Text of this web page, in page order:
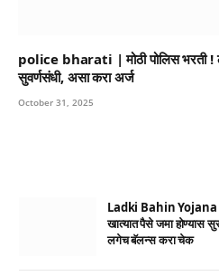
police bharati | मोठी पोलिस भरती !
सुवर्णसंधी, असा करा अर्ज
October 31, 2025
Ladki Bahin Yojana
खात्यात पैसे जमा होण्यास
लगेच बॅलन्स करा चेक